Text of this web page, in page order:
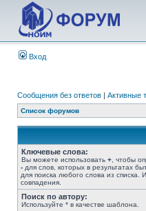
Вход
Сообщения без ответов | Активные
Список форумов
Ключевые слова:
Вы можете использовать + , чтобы
- для слов, которых в результатах
для поиска любого слова из списка.
совпадения.
Поиск по автору:
Используйте * в качестве шаблона.